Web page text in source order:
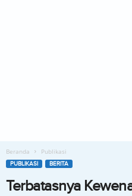
Beranda Publikasi
PUBLIKASI BERITA
Terbatasnya